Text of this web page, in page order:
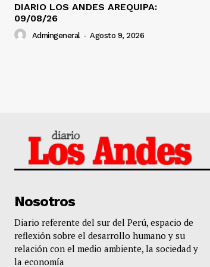
DIARIO LOS ANDES AREQUIPA:
09/08/26
Admingeneral - Agosto 9, 2026
Nosotros
Diario referente del sur del Perú, espacio de
reflexión sobre el desarrollo humano y su
relación con el medio ambiente, la sociedad y
la economía